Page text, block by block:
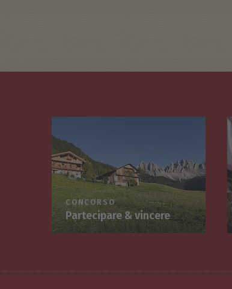
CONCORSO
Partecipare & vincere